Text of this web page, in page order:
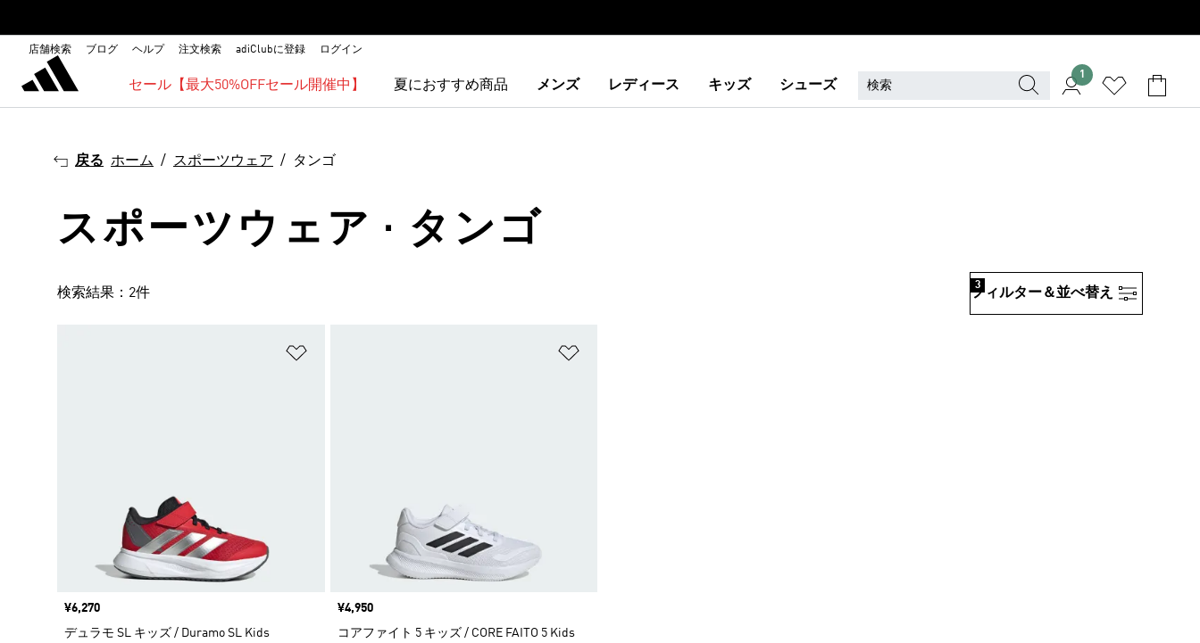
店舗検索 ブログ ヘルプ 注文検索 adiClubに登録 ログイン
セール【最大50%OFFセール開催中】 夏におすすめ商品 メンズ レディース キッズ シューズ
1
戻る ホーム スポーツウェア タンゴ
スポーツウェア · タンゴ
検索結果：2件 フィルター＆並べ替え
3
価格
¥6,270
デュラモ SL キッズ / Duramo SL Kids
価格
¥4,950
コアファイト 5 キッズ / CORE FAITO 5 Kids